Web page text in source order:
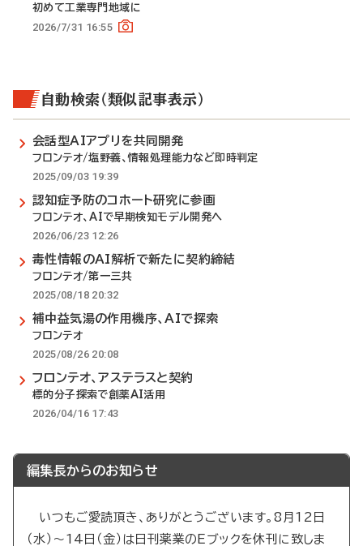
初めて工業専門地域に
2026/7/31 16:55
自動検索（類似記事表示）
会話型AIアプリを共同開発
フロンテオ/塩野義、情報処理能力など即時判定
2025/09/03 19:39
認知症予防のコホート研究に参画
フロンテオ、AIで早期検知モデル開発へ
2026/06/23 12:26
毒性情報のAI解析で新たに契約締結
フロンテオ/第一三共
2025/08/18 20:32
補中益気湯の作用機序、AIで探索
フロンテオ
2025/08/26 20:08
フロンテオ、アステラスと契約
標的分子探索で創薬AI活用
2026/04/16 17:43
編集長からのお知らせ
いつもご愛読頂き、ありがとうございます。8月12日
（水）～14日（金）は日刊薬業のEブックを休刊に致しま